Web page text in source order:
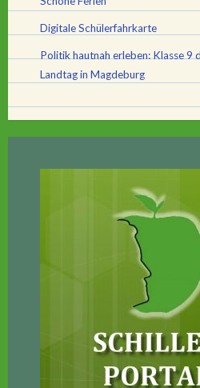
Digitale Schülerfahrkarte
Politik hautnah erleben: Klasse 9
Landtag in Magdeburg